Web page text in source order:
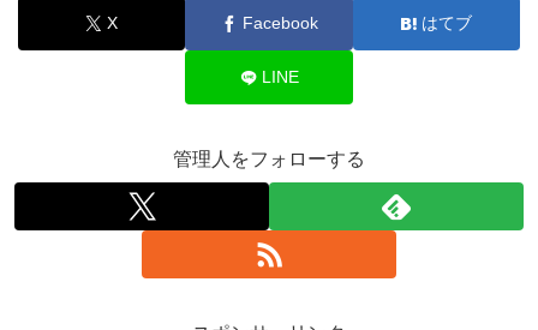
X Facebook はてブ
LINE
管理人をフォローする